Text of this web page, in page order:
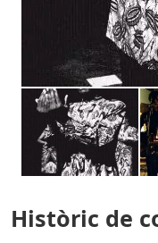
Històric de